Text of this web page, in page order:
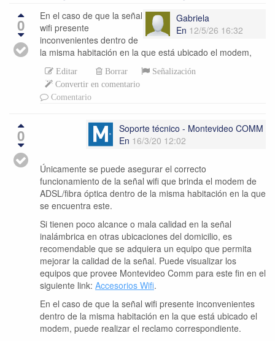
0
Gabriela
En 12/5/26 16:32
En el caso de que la señal
wifi presente
inconvenientes dentro de
la misma habitación en la que está ubicado el modem,
Editar Borrar
Señalización
Convertir en comentario
Comentario
0
Soporte técnico - Montevideo COMM
En 16/3/20 12:02
Únicamente se puede asegurar el correcto
funcionamiento de la señal wifi que brinda el modem de
ADSL/fibra óptica dentro de la misma habitación en la que
se encuentra este.
Si tienen poco alcance o mala calidad en la señal
inalámbrica en otras ubicaciones del domicilio, es
recomendable que se adquiera un equipo que permita
mejorar la calidad de la señal. Puede visualizar los
equipos que provee Montevideo Comm para este fin en el
siguiente link: Accesorios Wifi.
En el caso de que la señal wifi presente inconvenientes
dentro de la misma habitación en la que está ubicado el
modem, puede realizar el reclamo correspondiente.